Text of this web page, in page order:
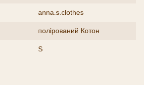
anna.s.clothes
полірований Котон
S